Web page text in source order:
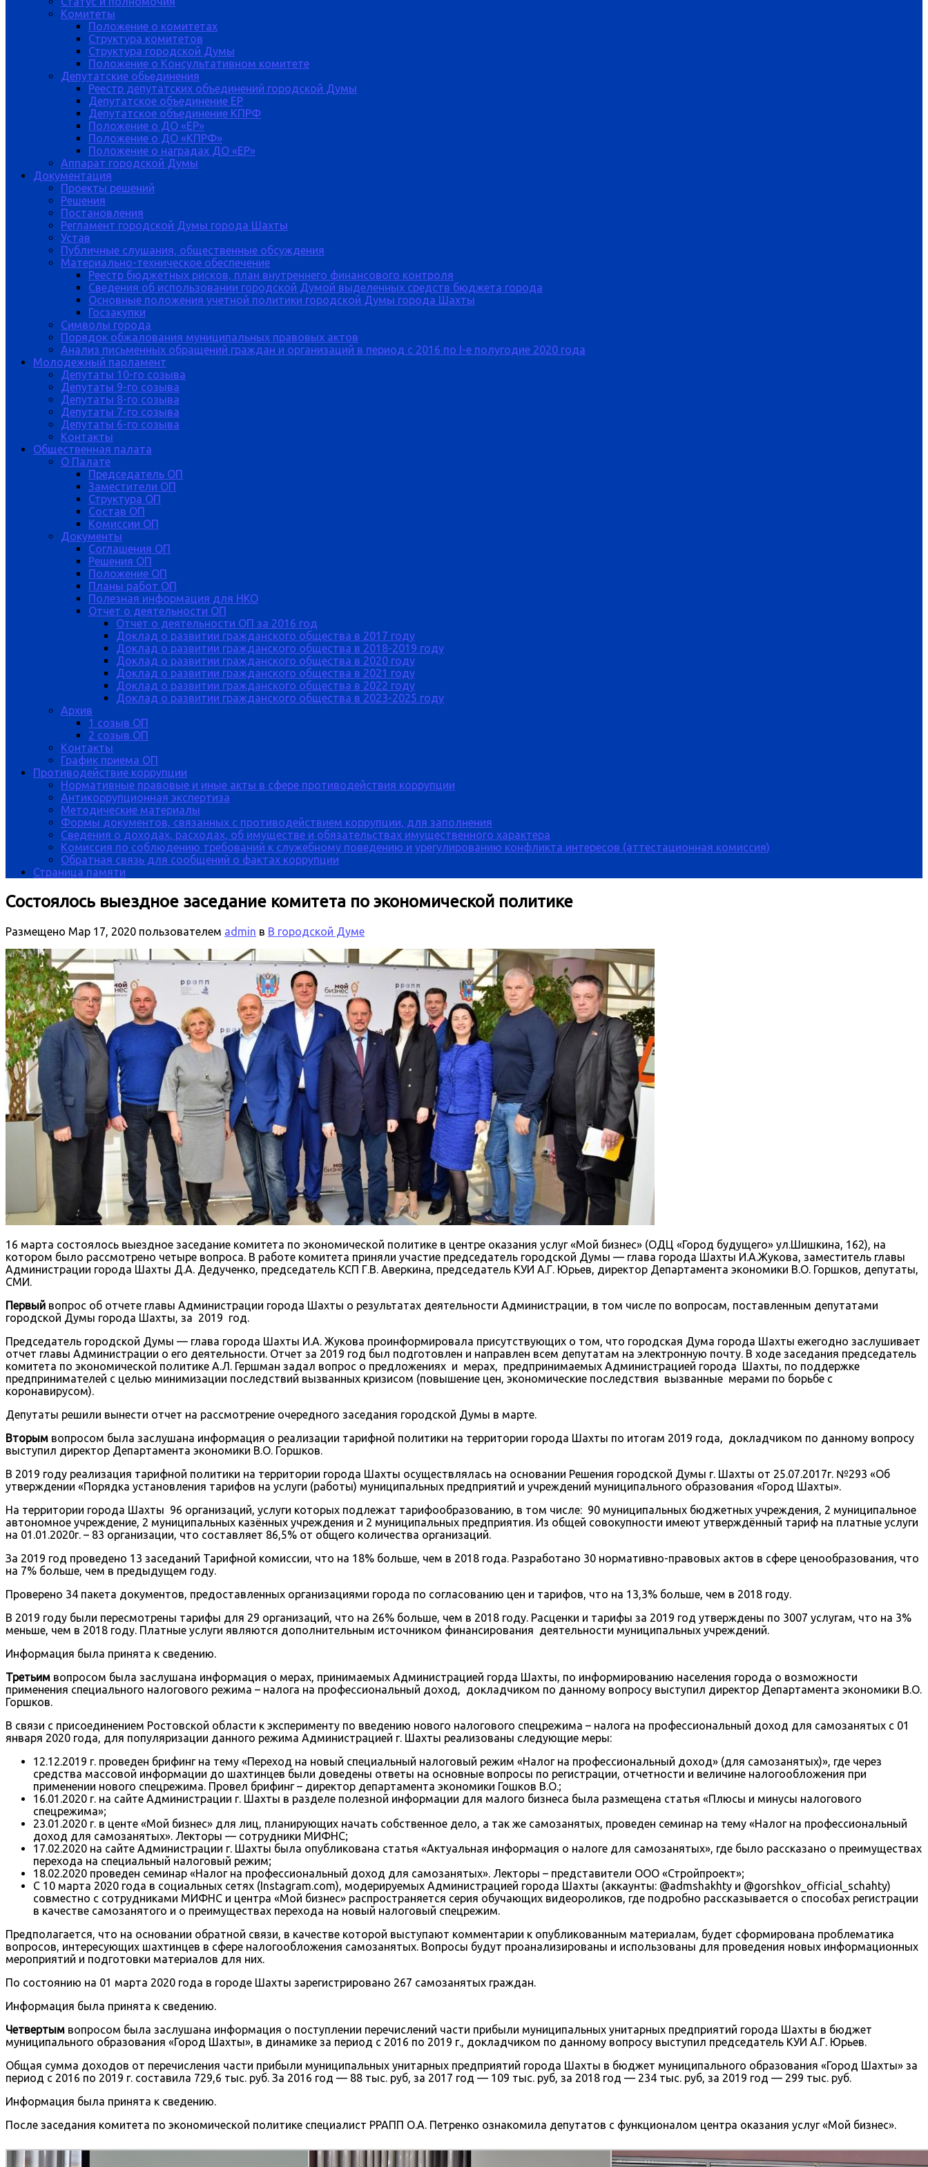
Комитеты
Положение о комитетах
Структура комитетов
Структура городской Думы
Положение о Консультативном комитете
Депутатские обьединения
Реестр депутатских объединений городской Думы
Депутатское объединение ЕР
Депутатское объединение КПРФ
Положение о ДО «ЕР»
Положение о ДО «КПРФ»
Положение о наградах ДО «ЕР»
Аппарат городской Думы
Документация
Проекты решений
Решения
Постановления
Регламент городской Думы города Шахты
Устав
Публичные слушания, общественные обсуждения
Материально-техническое обеспечение
Реестр бюджетных рисков, план внутреннего финансового контроля
Сведения об использовании городской Думой выделенных средств бюджета города
Основные положения учетной политики городской Думы города Шахты
Госзакупки
Символы города
Порядок обжалования муниципальных правовых актов
Анализ письменных обращений граждан и организаций в период с 2016 по I-е полугодие 2020 года
Молодежный парламент
Депутаты 10-го созыва
Депутаты 9-го созыва
Депутаты 8-го созыва
Депутаты 7-го созыва
Депутаты 6-го созыва
Контакты
Общественная палата
О Палате
Председатель ОП
Заместители ОП
Структура ОП
Состав ОП
Комиссии ОП
Документы
Соглашения ОП
Решения ОП
Положение ОП
Планы работ ОП
Полезная информация для НКО
Отчет о деятельности ОП
Отчет о деятельности ОП за 2016 год
Доклад о развитии гражданского общества в 2017 году
Доклад о развитии гражданского общества в 2018-2019 году
Доклад о развитии гражданского общества в 2020 году
Доклад о развитии гражданского общества в 2021 году
Доклад о развитии гражданского общества в 2022 году
Доклад о развитии гражданского общества в 2023-2025 году
Архив
1 созыв ОП
2 созыв ОП
Контакты
График приема ОП
Противодействие коррупции
Нормативные правовые и иные акты в сфере противодействия коррупции
Антикоррупционная экспертиза
Методические материалы
Формы документов, связанных с противодействием коррупции, для заполнения
Сведения о доходах, расходах, об имуществе и обязательствах имущественного характера
Комиссия по соблюдению требований к служебному поведению и урегулированию конфликта интересов (аттестационная комиссия)
Обратная связь для сообщений о фактах коррупции
Страница памяти
Состоялось выездное заседание комитета по экономической политике
Размещено Мар 17, 2020 пользователем admin в В городской Думе
16 марта состоялось выездное заседание комитета по экономической политике в центре оказания услуг «Мой бизнес» (ОДЦ «Город будущего» ул.Шишкина, 162), на
котором было рассмотрено четыре вопроса. В работе комитета приняли участие председатель городской Думы — глава города Шахты И.А.Жукова, заместитель главы
Администрации города Шахты Д.А. Дедученко, председатель КСП Г.В. Аверкина, председатель КУИ А.Г. Юрьев, директор Департамента экономики В.О. Горшков, депутаты,
СМИ.
Первый вопрос об отчете главы Администрации города Шахты о результатах деятельности Администрации, в том числе по вопросам, поставленным депутатами
городской Думы города Шахты, за 2019 год.
Председатель городской Думы — глава города Шахты И.А. Жукова проинформировала присутствующих о том, что городская Дума города Шахты ежегодно заслушивает
отчет главы Администрации о его деятельности. Отчет за 2019 год был подготовлен и направлен всем депутатам на электронную почту. В ходе заседания председатель
комитета по экономической политике А.Л. Гершман задал вопрос о предложениях и мерах, предпринимаемых Администрацией города Шахты, по поддержке
предпринимателей с целью минимизации последствий вызванных кризисом (повышение цен, экономические последствия вызванные мерами по борьбе с
коронавирусом).
Депутаты решили вынести отчет на рассмотрение очередного заседания городской Думы в марте.
Вторым вопросом была заслушана информация о реализации тарифной политики на территории города Шахты по итогам 2019 года, докладчиком по данному вопросу
выступил директор Департамента экономики В.О. Горшков.
В 2019 году реализация тарифной политики на территории города Шахты осуществлялась на основании Решения городской Думы г. Шахты от 25.07.2017г. №293 «Об
утверждении «Порядка установления тарифов на услуги (работы) муниципальных предприятий и учреждений муниципального образования «Город Шахты».
На территории города Шахты 96 организаций, услуги которых подлежат тарифообразованию, в том числе: 90 муниципальных бюджетных учреждения, 2 муниципальное
автономное учреждение, 2 муниципальных казённых учреждения и 2 муниципальных предприятия. Из общей совокупности имеют утверждённый тариф на платные услуги
на 01.01.2020г. – 83 организации, что составляет 86,5% от общего количества организаций.
За 2019 год проведено 13 заседаний Тарифной комиссии, что на 18% больше, чем в 2018 года. Разработано 30 нормативно-правовых актов в сфере ценообразования, что
на 7% больше, чем в предыдущем году.
Проверено 34 пакета документов, предоставленных организациями города по согласованию цен и тарифов, что на 13,3% больше, чем в 2018 году.
В 2019 году были пересмотрены тарифы для 29 организаций, что на 26% больше, чем в 2018 году. Расценки и тарифы за 2019 год утверждены по 3007 услугам, что на 3%
меньше, чем в 2018 году. Платные услуги являются дополнительным источником финансирования деятельности муниципальных учреждений.
Информация была принята к сведению.
Третьим вопросом была заслушана информация о мерах, принимаемых Администрацией горда Шахты, по информированию населения города о возможности
применения специального налогового режима – налога на профессиональный доход, докладчиком по данному вопросу выступил директор Департамента экономики В.О.
Горшков.
В связи с присоединением Ростовской области к эксперименту по введению нового налогового спецрежима – налога на профессиональный доход для самозанятых с 01
января 2020 года, для популяризации данного режима Администрацией г. Шахты реализованы следующие меры:
12.12.2019 г. проведен брифинг на тему «Переход на новый специальный налоговый режим «Налог на профессиональный доход» (для самозанятых)», где через
средства массовой информации до шахтинцев были доведены ответы на основные вопросы по регистрации, отчетности и величине налогообложения при
применении нового спецрежима. Провел брифинг – директор департамента экономики Гошков В.О.;
16.01.2020 г. на сайте Администрации г. Шахты в разделе полезной информации для малого бизнеса была размещена статья «Плюсы и минусы налогового
спецрежима»;
23.01.2020 г. в центе «Мой бизнес» для лиц, планирующих начать собственное дело, а так же самозанятых, проведен семинар на тему «Налог на профессиональный
доход для самозанятых». Лекторы — сотрудники МИФНС;
17.02.2020 на сайте Администрации г. Шахты была опубликована статья «Актуальная информация о налоге для самозанятых», где было рассказано о преимуществах
перехода на специальный налоговый режим;
18.02.2020 проведен семинар «Налог на профессиональный доход для самозанятых». Лекторы – представители ООО «Стройпроект»;
С 10 марта 2020 года в социальных сетях (Instagram.com), модерируемых Администрацией города Шахты (аккаунты: @admshakhty и @gorshkov_official_schahty)
совместно с сотрудниками МИФНС и центра «Мой бизнес» распространяется серия обучающих видеороликов, где подробно рассказывается о способах регистрации
в качестве самозанятого и о преимуществах перехода на новый налоговый спецрежим.
Предполагается, что на основании обратной связи, в качестве которой выступают комментарии к опубликованным материалам, будет сформирована проблематика
вопросов, интересующих шахтинцев в сфере налогообложения самозанятых. Вопросы будут проанализированы и использованы для проведения новых информационных
мероприятий и подготовки материалов для них.
По состоянию на 01 марта 2020 года в городе Шахты зарегистрировано 267 самозанятых граждан.
Информация была принята к сведению.
Четвертым вопросом была заслушана информация о поступлении перечислений части прибыли муниципальных унитарных предприятий города Шахты в бюджет
муниципального образования «Город Шахты», в динамике за период с 2016 по 2019 г., докладчиком по данному вопросу выступил председатель КУИ А.Г. Юрьев.
Общая сумма доходов от перечисления части прибыли муниципальных унитарных предприятий города Шахты в бюджет муниципального образования «Город Шахты» за
период с 2016 по 2019 г. составила 729,6 тыс. руб. За 2016 год — 88 тыс. руб, за 2017 год — 109 тыс. руб, за 2018 год — 234 тыс. руб, за 2019 год — 299 тыс. руб.
Информация была принята к сведению.
После заседания комитета по экономической политике специалист РРАПП О.А. Петренко ознакомила депутатов с функционалом центра оказания услуг «Мой бизнес».